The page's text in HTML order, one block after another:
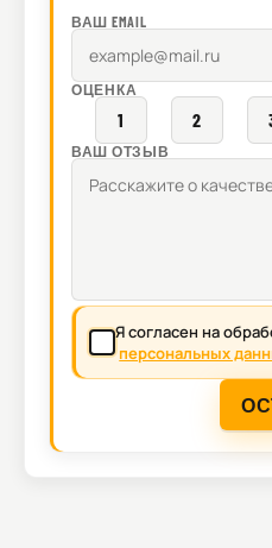
ВАШ EMAIL
ОЦЕНКА
1 2
ВАШ ОТЗЫВ
Я согласен на
персональных